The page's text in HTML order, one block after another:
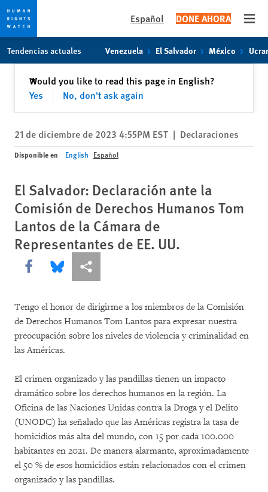
content
Español DONE AHORA
Tendencias actuales Venezuela El Salvador México
Would you like to read this page in English?
Yes
No, don't ask again
✕Cerrar
21 de diciembre de 2023 4:55PM EST | Declaraciones
Disponible en English Español
El Salvador: Declaración ante la
Comisión de Derechos Humanos Tom
Lantos de la Cámara de
Representantes de EE. UU.
Share this via Facebook
Share this via Bluesky
Share this via Compartir
Tengo el honor de dirigirme a los miembros de la Comisión
de Derechos Humanos Tom Lantos para expresar nuestra
preocupación sobre los niveles de violencia y criminalidad en
las Américas.
El crimen organizado y las pandillas tienen un impacto
dramático sobre los derechos humanos en la región. La
Oficina de las Naciones Unidas contra la Droga y el Delito
(UNODC) ha señalado que las Américas registra la tasa de
homicidios más alta del mundo, con 15 por cada 100.000
habitantes en 2021. De manera alarmante, aproximadamente
el 50 % de esos homicidios están relacionados con el crimen
organizado y las pandillas.